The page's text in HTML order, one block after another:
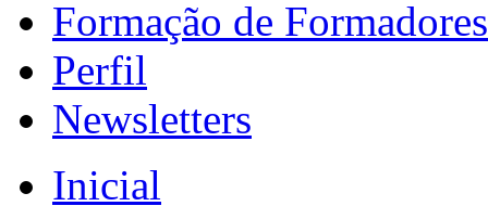
Formação de Formadores
Perfil
Newsletters
Inicial